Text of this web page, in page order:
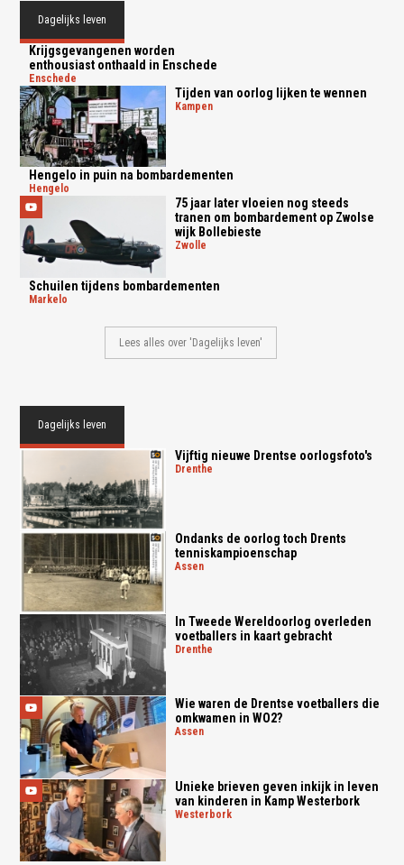
Dagelijks leven
Krijgsgevangenen worden
enthousiast onthaald in Enschede
enschede
Tijden van oorlog lijken te wennen
kampen
Hengelo in puin na bombardementen
hengelo
75 jaar later vloeien nog steeds
tranen om bombardement op Zwolse
wijk Bollebieste
zwolle
Schuilen tijdens bombardementen
markelo
Lees alles over 'Dagelijks leven'
Dagelijks leven
Vijftig nieuwe Drentse oorlogsfoto's
drenthe
Ondanks de oorlog toch Drents
tenniskampioenschap
assen
In Tweede Wereldoorlog overleden
voetballers in kaart gebracht
drenthe
Wie waren de Drentse voetballers die
omkwamen in WO2?
assen
Unieke brieven geven inkijk in leven
van kinderen in Kamp Westerbork
westerbork